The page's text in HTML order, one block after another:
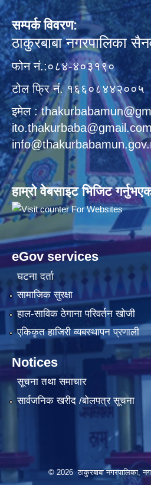
सम्पर्क विवरण:
ठाकुरबाबा नगरपालिका
फोन नं.:०८४-४०३१९०
टोल फ्रि नं. १६६०८४४२००५
इमेल :
ito.thakurbaba@gmail.com
हाम्रो वेबसाइट भिजिट
eGov services
घटना दर्ता
सामाजिक सुरक्षा
हाल-साविक ठेगाना परिवर्तन खोजी
एकिकृत हाजिरी व्यबस्थापन प्रणाली
Notices
सूचना तथा समाचार
सार्वजनिक खरीद /बोलपत्र सूचना
© 2026 ठाकुरबाबा नगरपालिका,